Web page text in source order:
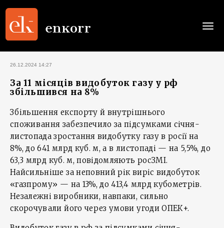
26.12.2024 14:27
За 11 місяців видобуток газу у рф
збільшився на 8%
Збільшення експорту й внутрішнього
споживання забезпечило за підсумками січня-
листопада зростання видобутку газу в росії на
8%, до 641 млрд куб. м, а в листопаді — на 5,5%, до
63,3 млрд куб. м, повідомляють росЗМІ.
Найсильніше за неповний рік виріс видобуток
«газпрому» — на 13%, до 413,4 млрд кубометрів.
Незалежні виробники, навпаки, сильно
скорочували його через умови угоди ОПЕК+.